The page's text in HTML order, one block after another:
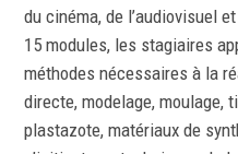
du cinéma, de l’audiovisuel
15 modules, les stagiaires
méthodes nécessaires à la
directe, modelage, moulage,
plastazote, matériaux de